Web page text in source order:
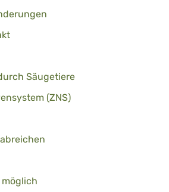
Säugetiere
(ZNS)